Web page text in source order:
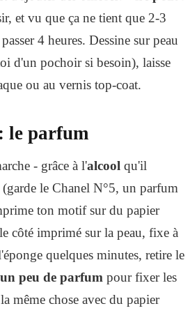
et vu que ça ne tient que 2-3
4 heures. Dessine sur peau
d'un pochoir si besoin), laisse
ou au vernis top-coat.
le parfum
- grâce à l'alcool qu'il
le Chanel N°5, un parfum
ton motif sur du papier
côté imprimé sur la peau, fixe à
quelques minutes, retire le
peu de parfum pour fixer les
même chose avec du papier